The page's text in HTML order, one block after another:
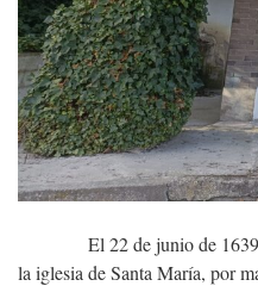
El 22 de junio de 1639, el
la iglesia de Santa María, por